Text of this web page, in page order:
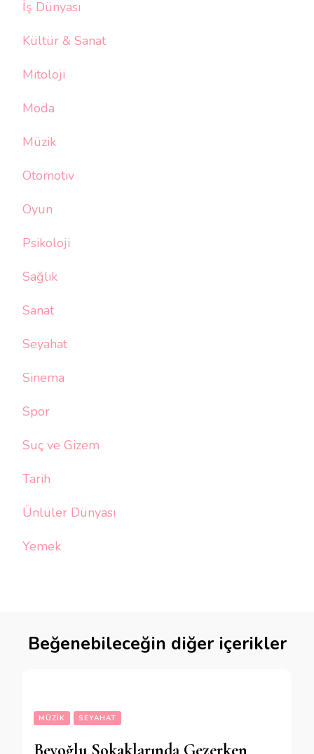
İş Dünyası
Kültür & Sanat
Mitoloji
Moda
Müzik
Otomotiv
Oyun
Psikoloji
Sağlık
Sanat
Seyahat
Sinema
Spor
Suç ve Gizem
Tarih
Ünlüler Dünyası
Yemek
Beğenebileceğin diğer içerikler
MÜZIK SEYAHAT
Beyoğlu Sokaklarında Gezerken